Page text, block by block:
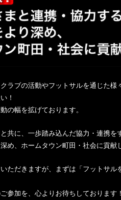
ラブの活動やフットサルを通じた
！
の幅を拡げております。
共に、一歩踏み込んだ協力・連携
め、ホームタウン町田・社会に貢献
ただきますが、まずは「フットサ
参加を、心よりお待ちしております！